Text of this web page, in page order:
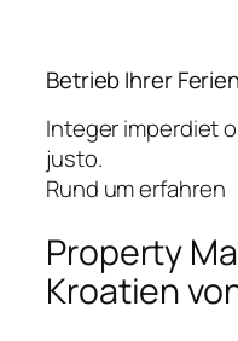
Betrieb Ihrer
Integer imperdiet
justo.
Rund um erfahren
Property
Kroatien